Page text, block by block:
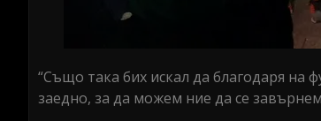
“Също така бих искал да благодаря
заедно, за да можем ние да се